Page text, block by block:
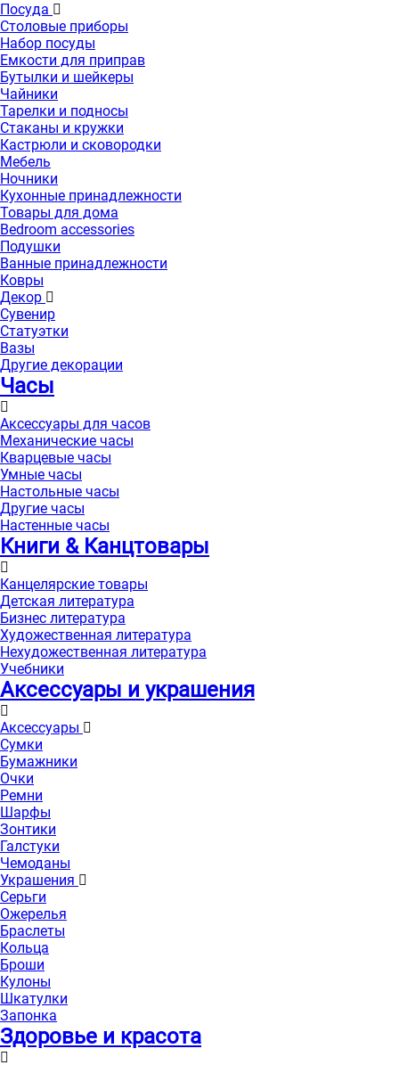
Посуда
Столовые приборы
Набор посуды
Емкости для приправ
Бутылки и шейкеры
Чайники
Тарелки и подносы
Стаканы и кружки
Кастрюли и сковородки
Мебель
Ночники
Кухонные принадлежности
Товары для дома
Bedroom accessories
Подушки
Ванные принадлежности
Ковры
Декор
Сувенир
Статуэтки
Вазы
Другие декорации
Часы
Аксессуары для часов
Механические часы
Кварцевые часы
Умные часы
Настольные часы
Другие часы
Настенные часы
Книги & Канцтовары
Канцелярские товары
Детская литература
Бизнес литература
Художественная литература
Нехудожественная литература
Учебники
Аксессуары и украшения
Аксессуары
Сумки
Бумажники
Очки
Ремни
Шарфы
Зонтики
Галстуки
Чемоданы
Украшения
Серьги
Ожерелья
Браслеты
Кольца
Броши
Кулоны
Шкатулки
Запонка
Здоровье и красота